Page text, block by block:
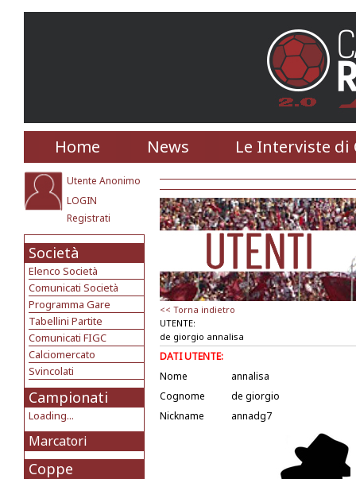
Home News Le Interviste di
Utente Anonimo
LOGIN
Registrati
Società
Elenco Società
Comunicati Società
Programma Gare
Tabellini Partite
Comunicati FIGC
Calciomercato
Svincolati
Campionati
Loading...
Marcatori
Coppe
<< Torna indietro
UTENTE:
de giorgio annalisa
DATI UTENTE:
Nome
annalisa
Cognome
de giorgio
Nickname
annadg7